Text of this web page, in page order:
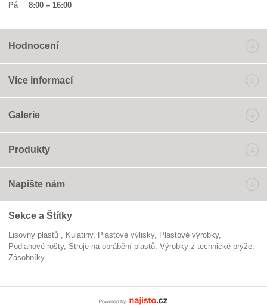
Pá
8:00 – 16:00
Hodnocení
Více informací
Galerie
Produkty
Napište nám
Sekce a Štítky
Lisovny plastů kulatiny plastové výlisky
plastové výrobky
podlahové rošty
stroje na obrábění plastů
Výrobky z technické pryže
zásobníky